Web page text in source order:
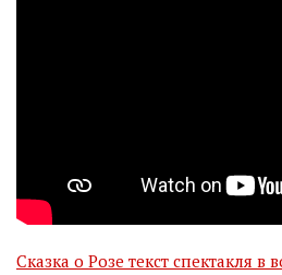
Сказка о Розе текст спектакля в